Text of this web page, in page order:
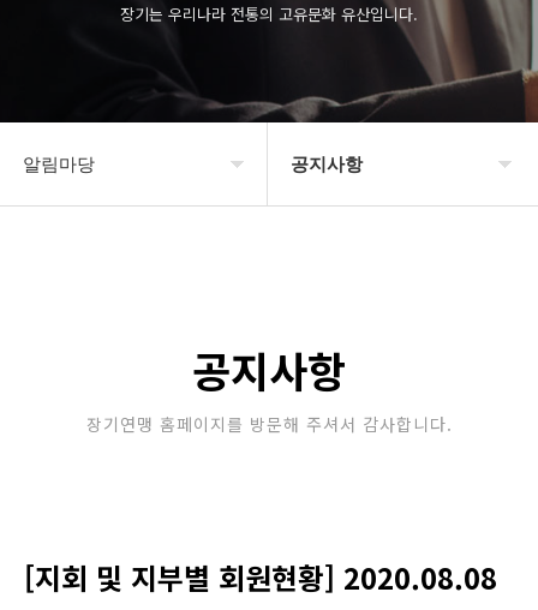
장기는 우리나라 전통의 고유문화 유산입니다.
알림마당 공지사항
포토갤러리
공지사항
장기연맹 홈페이지를 방문해 주셔서 감사합니다.
[지회 및 지부별 회원현황] 2020.08.08